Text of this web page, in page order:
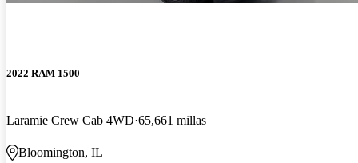
2022 RAM 1500
Laramie Crew Cab 4WD 65,661 millas
Bloomington, IL